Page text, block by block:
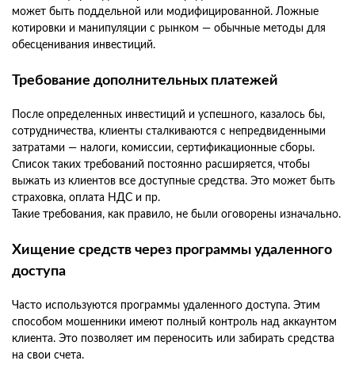
может быть поддельной или модифицированной. Ложные
котировки и манипуляции с рынком — обычные методы для
обесценивания инвестиций.
Требование дополнительных платежей
После определенных инвестиций и успешного, казалось бы,
сотрудничества, клиенты сталкиваются с непредвиденными
затратами — налоги, комиссии, сертификационные сборы.
Список таких требований постоянно расширяется, чтобы
выжать из клиентов все доступные средства. Это может быть
страховка, оплата НДС и пр.
Такие требования, как правило, не были оговорены изначально.
Хищение средств через программы удаленного
доступа
Часто используются программы удаленного доступа. Этим
способом мошенники имеют полный контроль над аккаунтом
клиента. Это позволяет им переносить или забирать средства
на свои счета.